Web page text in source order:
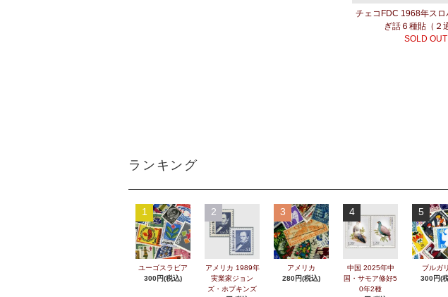
チェコFDC 1968年スロ
ぎ話６種貼（２
SOLD OUT
ランキング
1
ユーゴスラビア
300円(税込)
2
アメリカ 1989年
実業家ジョン
ズ・ホプキンズ
3
アメリカ
280円(税込)
4
中国 2025年中
国・サモア修好5
0年2種
5
ブルガ
300円(